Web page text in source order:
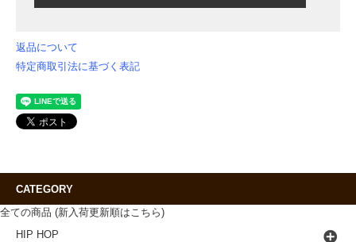
返品について
特定商取引法に基づく表記
CATEGORY
全ての商品 (新入荷更新順はこちら)
HIP HOP